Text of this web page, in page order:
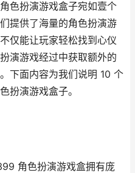
色扮演游戏盒子宛如壹个
提供了海量的角色扮演游
仅能让玩家轻松找到心仪
演游戏经过中获取额外的
下面内容为我们说明 10 个
扮演游戏盒子。
角色扮演游戏盒拥有庞